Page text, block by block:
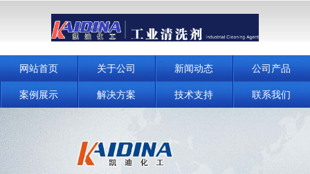
网站首页 关于公司 新闻动态 公司产品
案例展示 解决方案 技术支持 联系我们